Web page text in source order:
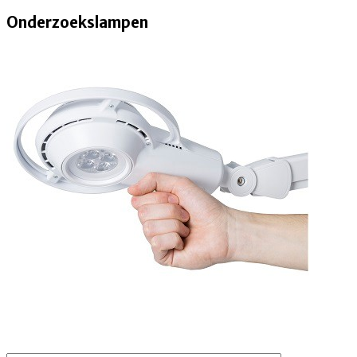
Onderzoekslampen